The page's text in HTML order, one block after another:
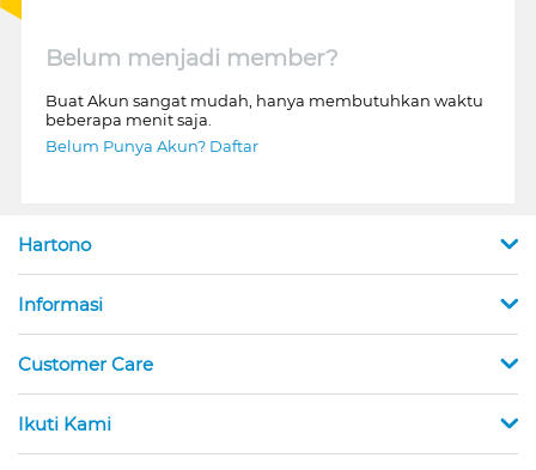
Belum menjadi member?
Buat Akun sangat mudah, hanya membutuhkan waktu
beberapa menit saja.
Belum Punya Akun? Daftar
Hartono
Informasi
Customer Care
Ikuti Kami